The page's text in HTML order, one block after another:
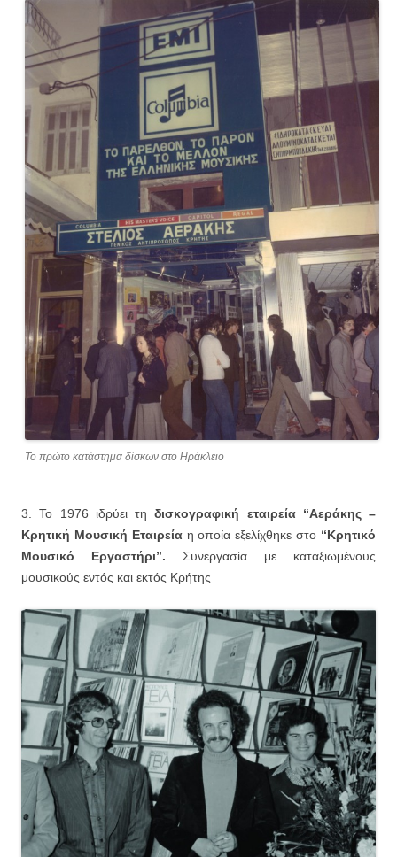
Το πρώτο κατάστημα δίσκων στο Ηράκλειο
3. Το 1976 ιδρύει τηδισκογραφική εταιρεία “Αεράκης –
Κρητική Μουσική Εταιρείαη οποία εξελίχθηκε στο “Κρητικό
Μουσικό Εργαστήρι”. Συνεργασία με καταξιωμένους
μουσικούς εντός και εκτός Κρήτης